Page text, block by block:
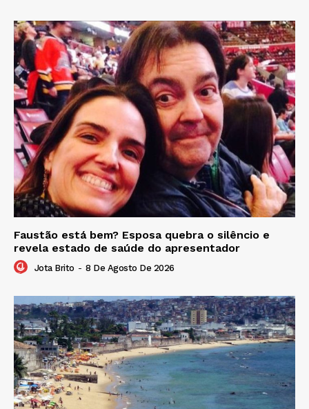
Faustão está bem? Esposa quebra o silêncio e
revela estado de saúde do apresentador
Jota Brito - 8 De Agosto De 2026